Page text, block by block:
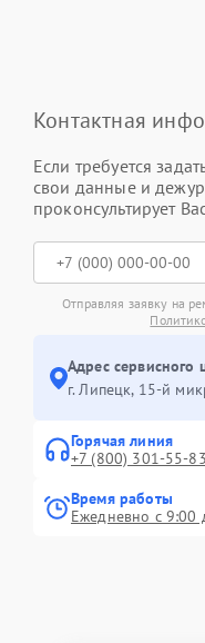
Контактная
Если требуется
свои данные и
проконсультирует
Отправляя заявку на
Адрес сервисного
г. Липецк, 15-й
Горячая линия
+7 (800) 301-55-83
Время работы
Ежедневно с 9:00